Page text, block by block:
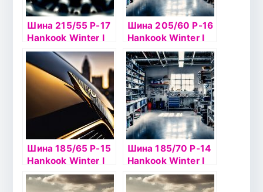
Шина 215/55 Р-17
Hankook Winter I
Pike W419 98T
шип
Шина 205/60 Р-16
Hankook Winter I
Pike W419 92T
шип
Шина 185/65 Р-15
Hankook Winter I
Pike W419 шип
Шина 185/70 Р-14
Hankook Winter I
Pike RS2 W429 б/к
шип